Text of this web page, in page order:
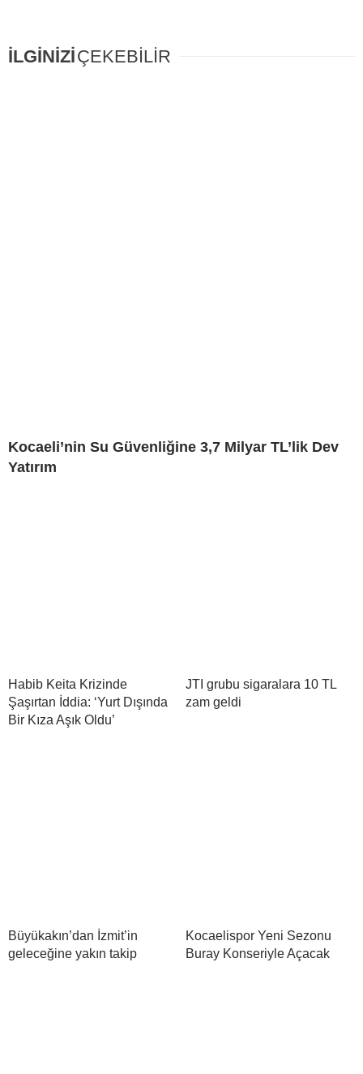
İLGİNİZİÇEKEBİLİR
Kocaeli’nin Su Güvenliğine 3,7 Milyar TL’lik Dev
Yatırım
Habib Keita Krizinde
Şaşırtan İddia: ‘Yurt Dışında
Bir Kıza Aşık Oldu’
JTI grubu sigaralara 10 TL
zam geldi
Büyükakın’dan İzmit’in
geleceğine yakın takip
Kocaelispor Yeni Sezonu
Buray Konseriyle Açacak